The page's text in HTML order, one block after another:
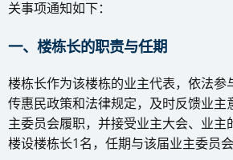
关事项通知如下：
一、楼栋长的职责与任期
楼栋长作为该楼栋的业主代表，依法参
传惠民政策和法律规定，及时反馈业主
主委员会履职，并接受业主大会、业主
楼设楼栋长1名，任期与该届业主委员会